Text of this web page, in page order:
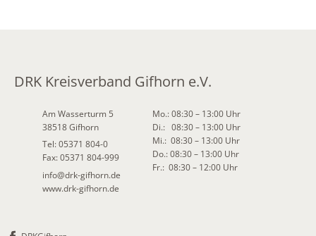
DRK Kreisverband Gifhorn e.V.
Am Wasserturm 5
38518 Gifhorn
Tel: 05371 804-0
Fax: 05371 804-999
info@drk-gifhorn.de
www.drk-gifhorn.de
Mo.: 08:30 – 13:00 Uhr
Di.: 08:30 – 13:00 Uhr
Mi.: 08:30 – 13:00 Uhr
Do.: 08:30 – 13:00 Uhr
Fr.: 08:30 – 12:00 Uhr